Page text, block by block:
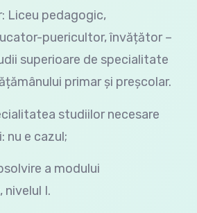
Liceu pedagogic,
puericultor, învățător –
superioare de specialitate
primar și preșcolar.
studiilor necesare
nu e cazul;
a modului
I.